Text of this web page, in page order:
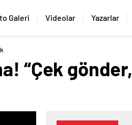
Galeri Videolar Yazarlar
“Çek gönder,